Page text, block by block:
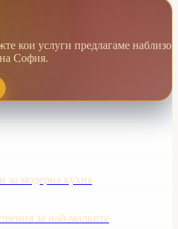
кои услуги предлагаме наблизо
на София.
за модерна кухня
за най-малките